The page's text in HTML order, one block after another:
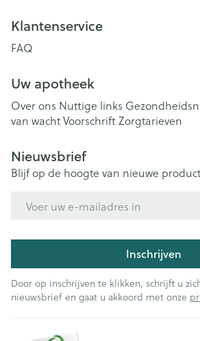
Klantenservice
FAQ
Uw apotheek
Over ons Nuttige links
van wachtVoorschriftZorgtarieven
Nieuwsbrief
Blijf op de hoogte van nieuwe
Inschrijven
Door op inschrijven te klikken, schrijft u
nieuwsbrief en gaat u akkoord met onze